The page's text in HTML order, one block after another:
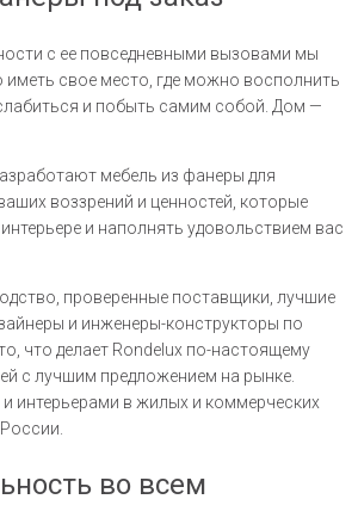
с ее повседневными вызовами мы
свое место, где можно восполнить
и побыть самим собой. Дом —
мебель из фанеры для
воззрений и ценностей, которые
и наполнять удовольствием вас
проверенные поставщики, лучшие
и инженеры-конструкторы по
что делает Rondelux по-настоящему
с лучшим предложением на рынке.
интерьерами в жилых и коммерческих
во всем